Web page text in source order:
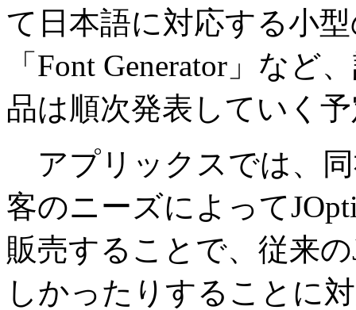
て日本語に対応する小
「Font Generator」など
品は順次発表していく
アプリックスでは、同
客のニーズによって
販売することで、従来
しかったりすることに